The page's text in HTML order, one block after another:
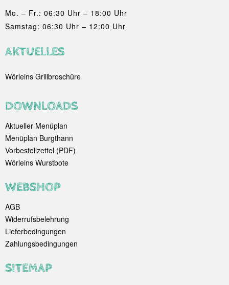
Mo. – Fr.: 06:30 Uhr – 18:00 Uhr
Samstag: 06:30 Uhr – 12:00 Uhr
AKTUELLES
Wörleins Grillbroschüre
DOWNLOADS
Aktueller Menüplan
Menüplan Burgthann
Vorbestellzettel (PDF)
Wörleins Wurstbote
WEBSHOP
AGB
Widerrufsbelehrung
Lieferbedingungen
Zahlungsbedingungen
SITEMAP